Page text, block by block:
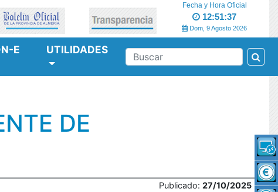
Fecha y Hora Oficial
12:51:37
Dom, 9 Agosto 2026
E UTILIDADES
BUSCAR
DE
Publicado: 27/10/2025